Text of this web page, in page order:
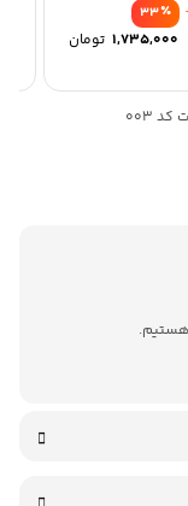
٪33
1,735,000 تومان